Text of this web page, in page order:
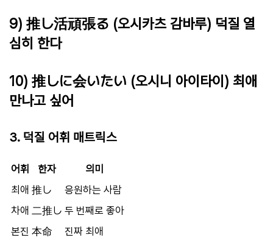
9) 推し活頑張る (오시카츠 감바루) 덕질 열
심히 한다
10) 推しに会いたい (오시니 아이타이) 최애
만나고 싶어
3. 덕질 어휘 매트릭스
어휘 한자
의미
최애 推し
응원하는 사람
차애 二推し 두 번째로 좋아
본진 本命
진짜 최애